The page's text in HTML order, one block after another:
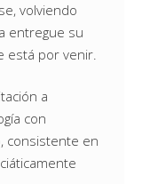
volviendo
entregue su
está por venir.
a
con
consistente en